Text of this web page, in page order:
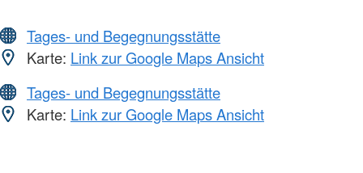
Tages- und Begegnungsstätte
Karte: Link zur Google Maps Ansicht
Tages- und Begegnungsstätte
Karte: Link zur Google Maps Ansicht